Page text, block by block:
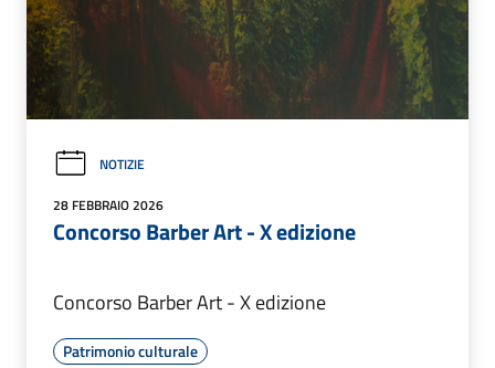
NOTIZIE
28 FEBBRAIO 2026
Concorso Barber Art - X edizione
Concorso Barber Art - X edizione
Patrimonio culturale